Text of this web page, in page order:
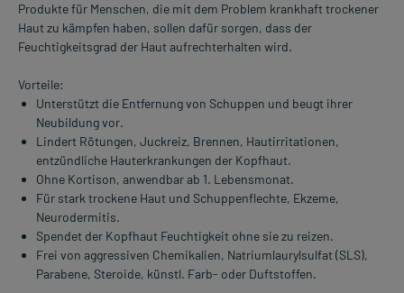
Produkte für Menschen, die mit dem Problem krankhaft trockener
Haut zu kämpfen haben, sollen dafür sorgen, dass der
Feuchtigkeitsgrad der Haut aufrechterhalten wird.
Vorteile:
Unterstützt die Entfernung von Schuppen und beugt ihrer
Neubildung vor.
Lindert Rötungen, Juckreiz, Brennen, Hautirritationen,
entzündliche Hauterkrankungen der Kopfhaut.
Ohne Kortison, anwendbar ab 1. Lebensmonat.
Für stark trockene Haut und Schuppenflechte, Ekzeme,
Neurodermitis.
Spendet der Kopfhaut Feuchtigkeit ohne sie zu reizen.
Frei von aggressiven Chemikalien, Natriumlaurylsulfat (SLS),
Parabene, Steroide, künstl. Farb- oder Duftstoffen.